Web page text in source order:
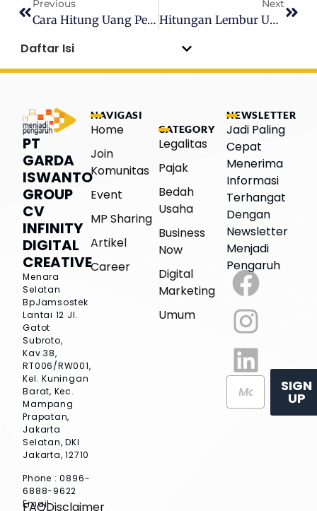
Previous
Cara Hitung Uang Pesangon PHK Efisiensi
Next
Hitungan Lembur Untuk Pekerja WFH
Daftar Isi
PT
GARDA
ISWANTO
GROUP
CV
INFINITY
DIGITAL
CREATIVE
Menara
Selatan
BpJamsostek
Lantai 12 Jl.
Gatot
Subroto,
Kav.38,
RT006/RW001,
Kel. Kuningan
Barat, Kec.
Mampang
Prapatan,
Jakarta
Selatan, DKI
Jakarta, 12710
Phone : 0896-
6888-9622
Email :
NAVIGASI
Home
Join
Komunitas
Event
MP Sharing
Artikel
Career
CATEGORY
Legalitas
Pajak
Bedah
Usaha
Business
Now
Digital
Marketing
Umum
NEWSLETTER
Jadi Paling
Cepat
Menerima
Informasi
Terhangat
Dengan
Newsletter
Menjadi
Pengaruh
SIGN
UP
FAQDisclaimer